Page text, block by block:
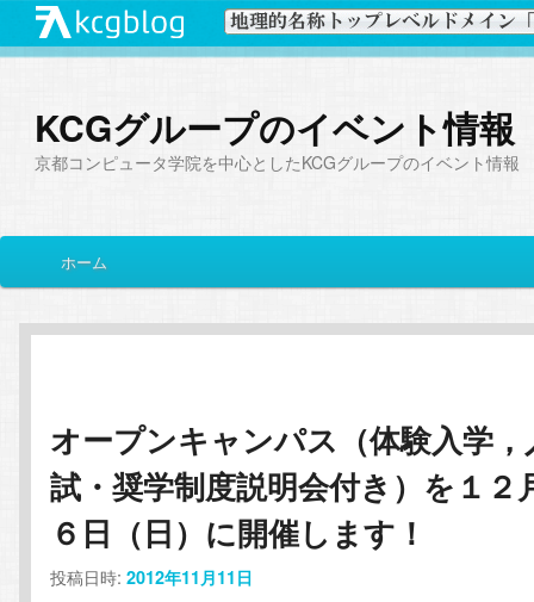
KCGグループのイベント情報
京都コンピュータ学院を中心としたKCGグループのイベント情報
イ
メ
イ
コ
ン
テ
サ
ブ
ン
テ
ン
ホーム
オープンキャンパス（体験入学，
試・奨学制度説明会付き）を１２
６日（日）に開催します！
投稿日時:2012年11月11日